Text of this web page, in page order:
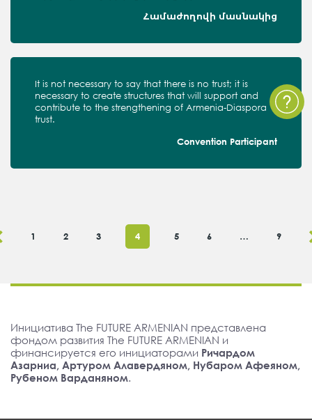
Համաժողովի մասնակից
It is not necessary to say that there is no trust; it is
necessary to create structures that will support and
contribute to the strengthening of Armenia-Diaspora
trust.
Convention Participant
1 2 3 4 5 6 … 9
Инициатива The FUTURE ARMENIAN представлена
фондом развития The FUTURE ARMENIAN и
финансируется его инициаторами Ричардом
Азарниа, Артуром Алавердяном, Нубаром Афеяном,
Рубеном Варданяном.